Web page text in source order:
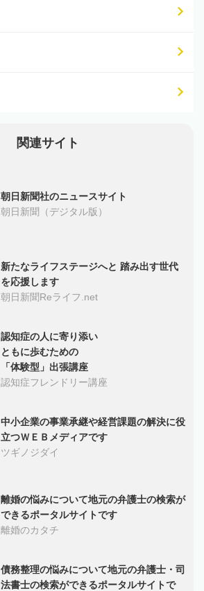
関連サイト
朝日新聞社のニュースサイト
朝日新聞（デジタル版）
新たなライフステージへと 踏み出す世代
を応援します
朝日新聞Reライフ.net
認知症の人に寄り添い
ともに歩むための
「体験型」出張講座
認知症フレンドリー講座
中小企業の事業承継や経営課題の解決に役
立つＷＥＢメディアです
ツギノジダイ
離婚の悩みについて地元の弁護士の検索が
できるポータルサイトです
離婚のカタチ
債務整理の悩みについて地元の弁護士・司
法書士の検索ができるポータルサイトで